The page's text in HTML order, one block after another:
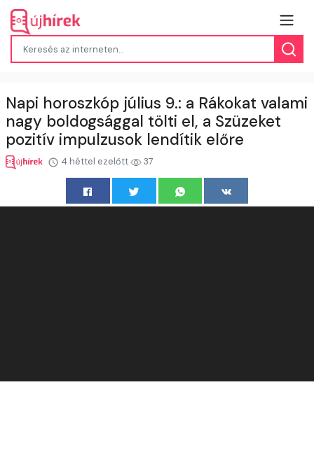
Napi horoszkóp július 9.: a Rákokat valami
nagy boldogsággal tölti el, a Szüzeket
pozitív impulzusok lendítik előre
4 héttel ezelőtt 37